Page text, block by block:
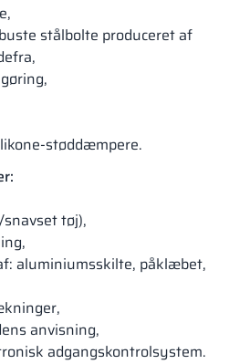
stålbolte produceret af
støddæmpere.
tøj),
aluminiumsskilte, påklæbet,
anvisning,
adgangskontrolsystem.